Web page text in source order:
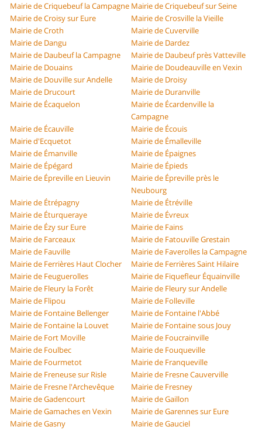
Mairie de Criquebeuf la Campagne Mairie de Criquebeuf sur Seine
Mairie de Croisy sur Eure
Mairie de Crosville la Vieille
Mairie de Croth
Mairie de Cuverville
Mairie de Dangu
Mairie de Dardez
Mairie de Daubeuf la Campagne
Mairie de Daubeuf près Vatteville
Mairie de Douains
Mairie de Doudeauville en Vexin
Mairie de Douville sur Andelle
Mairie de Droisy
Mairie de Drucourt
Mairie de Duranville
Mairie de Écaquelon
Mairie de Écardenville la
Campagne
Mairie de Écauville
Mairie de Écouis
Mairie d'Ecquetot
Mairie de Émalleville
Mairie de Émanville
Mairie de Épaignes
Mairie de Épégard
Mairie de Épieds
Mairie de Épreville en Lieuvin
Mairie de Épreville près le
Neubourg
Mairie de Étrépagny
Mairie de Étréville
Mairie de Éturqueraye
Mairie de Évreux
Mairie de Ézy sur Eure
Mairie de Fains
Mairie de Farceaux
Mairie de Fatouville Grestain
Mairie de Fauville
Mairie de Faverolles la Campagne
Mairie de Ferrières Haut Clocher
Mairie de Ferrières Saint Hilaire
Mairie de Feuguerolles
Mairie de Fiquefleur Équainville
Mairie de Fleury la Forêt
Mairie de Fleury sur Andelle
Mairie de Flipou
Mairie de Folleville
Mairie de Fontaine Bellenger
Mairie de Fontaine l'Abbé
Mairie de Fontaine la Louvet
Mairie de Fontaine sous Jouy
Mairie de Fort Moville
Mairie de Foucrainville
Mairie de Foulbec
Mairie de Fouqueville
Mairie de Fourmetot
Mairie de Franqueville
Mairie de Freneuse sur Risle
Mairie de Fresne Cauverville
Mairie de Fresne l'Archevêque
Mairie de Fresney
Mairie de Gadencourt
Mairie de Gaillon
Mairie de Gamaches en Vexin
Mairie de Garennes sur Eure
Mairie de Gasny
Mairie de Gauciel